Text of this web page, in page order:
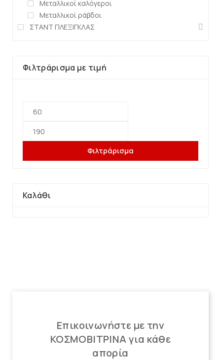
Μεταλλικοί καλόγεροι
Μεταλλικοί ράβδοι
ΣΤΑΝΤ ΠΛΕΞΙΓΚΛΑΣ
Φιλτράρισμα με τιμή
Φιλτράρισμα
Καλάθι
Επικοινωνήστε με την
ΚΟΣΜΟΒΙΤΡΙΝΑ για κάθε
απορία